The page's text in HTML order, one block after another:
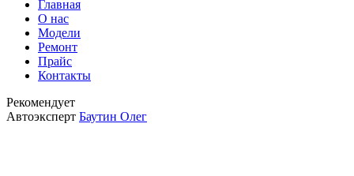
Главная
О нас
Модели
Ремонт
Прайс
Контакты
Рекомендует
Автоэксперт Баутин Олег